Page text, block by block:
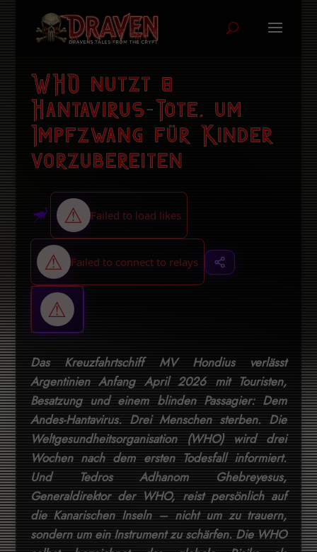
WHO nutzt 8
Hantavirus-Tote, um
Impfzwang für Kinder
vorzubereiten
Das Kreuzfahrtschiff MV Hondius verlässt
Argentinien Anfang April 2026 mit Touristen,
Besatzung und einem blinden Passagier: Dem
Andes-Hantavirus. Drei Menschen sterben. Die
Weltgesundheitsorganisation (WHO) wird drei
Wochen nach dem ersten Todesfall informiert.
Und Tedros Adhanom Ghebreyesus,
Generaldirektor der WHO, reist persönlich auf
die Kanarischen Inseln – nicht um zu trauern,
sondern um ein Instrument zu schärfen. Die WHO